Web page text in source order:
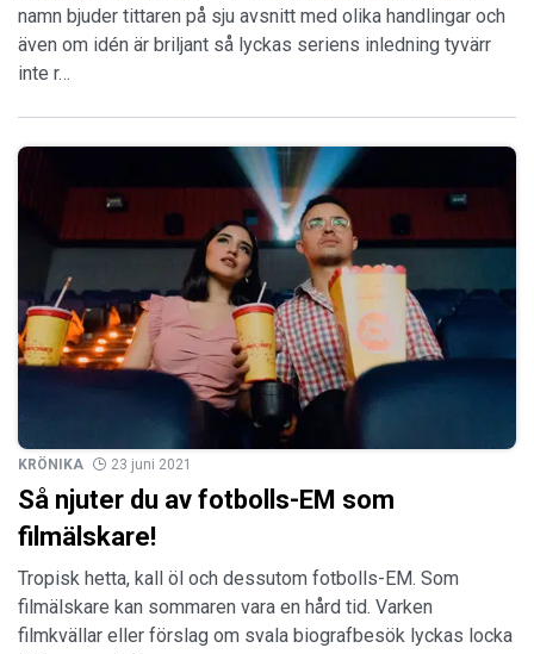
namn bjuder tittaren på sju avsnitt med olika handlingar och
även om idén är briljant så lyckas seriens inledning tyvärr
inte r…
KRÖNIKA 23 juni 2021
Så njuter du av fotbolls-EM som
filmälskare!
Tropisk hetta, kall öl och dessutom fotbolls-EM. Som
filmälskare kan sommaren vara en hård tid. Varken
filmkvällar eller förslag om svala biografbesök lyckas locka